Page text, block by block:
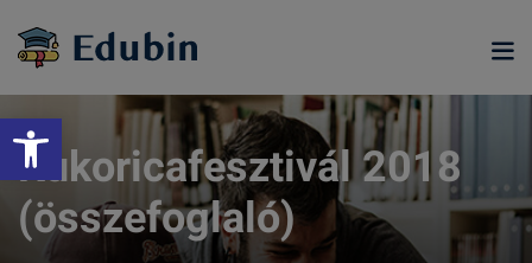
Eszköztár megnyitása
content
Kukoricafesztivál 2018
(összefoglaló)